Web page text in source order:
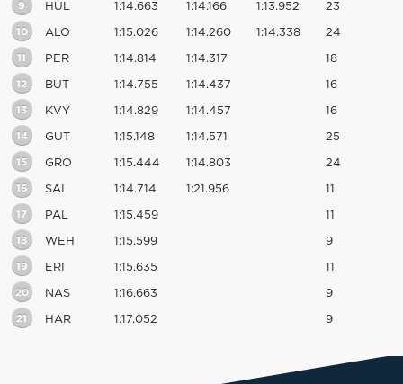
9 HUL 1:14.663 1:14.166 1:13.952 23
10 ALO 1:15.026 1:14.260 1:14.338 24
11 PER 1:14.814 1:14.317 18
12 BUT 1:14.755 1:14.437 16
13 KVY 1:14.829 1:14.457 16
14 GUT 1:15.148 1:14.571 25
15 GRO 1:15.444 1:14.803 24
16 SAI 1:14.714 1:21.956 11
17 PAL 1:15.459 11
18 WEH 1:15.599 9
19 ERI 1:15.635 11
20 NAS 1:16.663 9
21 HAR 1:17.052 9